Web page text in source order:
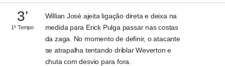
3’
1º Tempo
Willian José ajeita ligação direta e deixa na
medida para Erick Pulga passar nas costas
da zaga. No momento de definir, o atacante
se atrapalha tentando driblar Weverton e
chuta com desvio para fora.